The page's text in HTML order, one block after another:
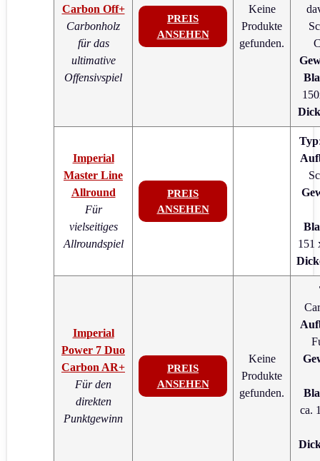
Carbon Off+
Carbonholz
für das
ultimative
Offensivspiel
PREIS
ANSEHEN
Keine
Produkte
gefunden.
Imperial
Master Line
Allround
Für
vielseitiges
Allroundspiel
PREIS
ANSEHEN
Typ
151
Imperial
Power 7 Duo
Carbon AR+
Für den
direkten
Punktgewinn
PREIS
ANSEHEN
Keine
Produkte
gefunden.
ca.